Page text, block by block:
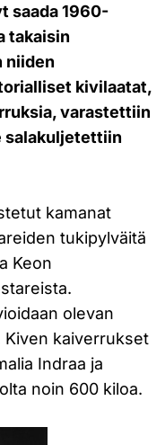
saada 1960-
takaisin
niiden
kivilaatat,
varastettiin
salakuljetettiin
kamanat
tukipylväitä
Keon
olevan
kaiverrukset
Indraa ja
noin 600 kiloa.